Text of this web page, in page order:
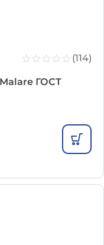
(114)
ГОСТ